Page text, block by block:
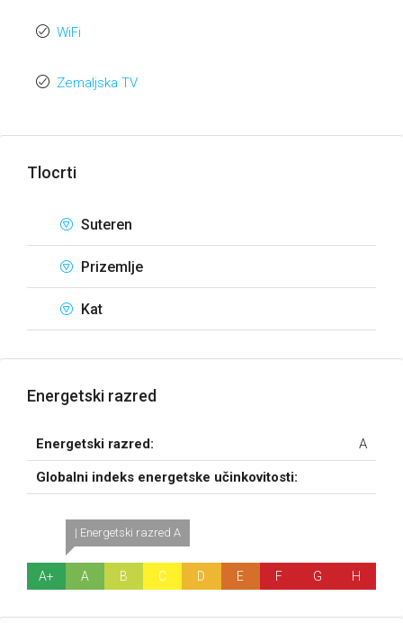
WiFi
Zemaljska TV
Tlocrti
Suteren
Prizemlje
Kat
Energetski razred
Energetski razred: A
Globalni indeks energetske učinkovitosti:
A+
| Energetski razred A
A B C D E F G H